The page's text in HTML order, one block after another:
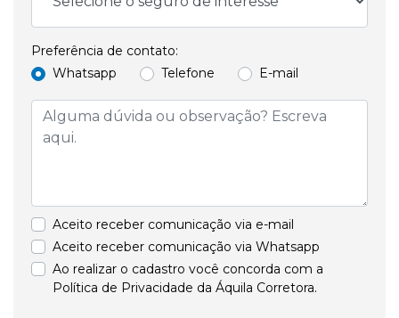
Preferência de contato:
Whatsapp
Telefone E-mail
Aceito receber comunicação via e-mail
Aceito receber comunicação via Whatsapp
Ao realizar o cadastro você concorda com a
Política de Privacidade da Áquila Corretora.